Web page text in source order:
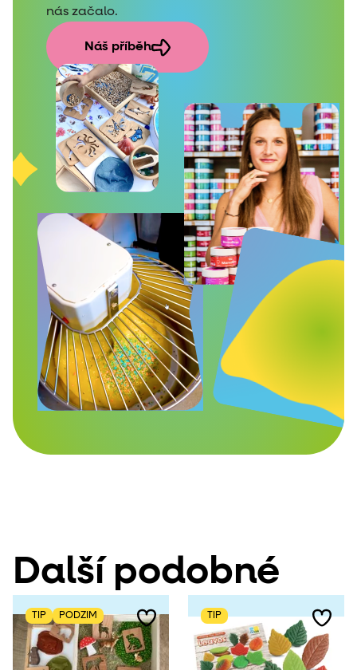
nás začalo.
Náš příběh
Další podobné
TIP PODZIM TIP